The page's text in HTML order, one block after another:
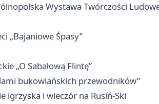
Wystawa Twórczości
„Bajaniowe Śpasy”
„O Sabałową Flintę”
bukowiańskich przewodników”
igrzyska i wieczór na Rusiń-Ski